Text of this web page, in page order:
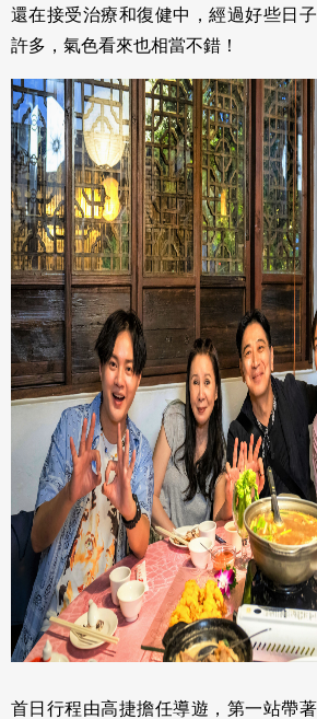
還在接受治療和復健中，經過好些日
許多，氣色看來也相當不錯！
首日行程由高捷擔任導遊，第一站帶